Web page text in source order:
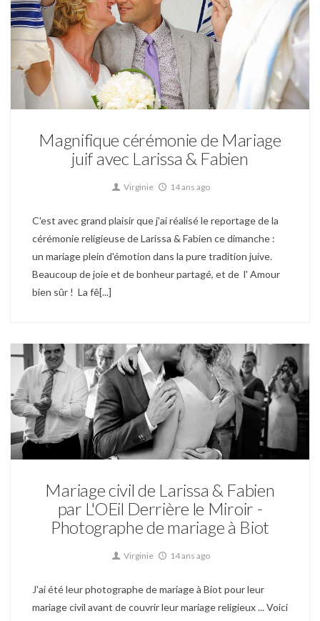
Mariage
Magnifique cérémonie de Mariage
juif avec Larissa & Fabien
Virginie 14 ans ago
C'est avec grand plaisir que j'ai réalisé le reportage de la
cérémonie religieuse de Larissa & Fabien ce dimanche :
un mariage plein d'émotion dans la pure tradition juive.
Beaucoup de joie et de bonheur partagé, et de l' Amour
bien sûr ! La fê[...]
Mariage
Mariage civil de Larissa & Fabien
par L'OEil Derrière le Miroir -
Photographe de mariage à Biot
Virginie 14 ans ago
J'ai été leur photographe de mariage à Biot pour leur
mariage civil avant de couvrir leur mariage religieux ... Voici